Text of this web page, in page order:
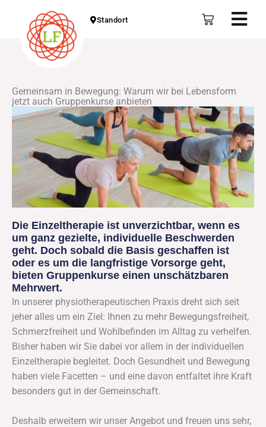
springen
Standort Warenkorb
Gemeinsam in Bewegung: Warum wir bei Lebensform
jetzt auch Gruppenkurse anbieten
Die Einzeltherapie ist unverzichtbar, wenn es
um ganz gezielte, individuelle Beschwerden
geht. Doch sobald die Basis geschaffen ist
oder es um die langfristige Vorsorge geht,
bieten Gruppenkurse einen unschätzbaren
Mehrwert.
In unserer physiotherapeutischen Praxis dreht sich seit
jeher alles um ein Ziel: Ihnen zu mehr Bewegungsfreiheit,
Schmerzfreiheit und Wohlbefinden im Alltag zu verhelfen.
Bisher haben wir Sie dabei vor allem in der individuellen
Einzeltherapie begleitet. Doch Gesundheit und Bewegung
haben viele Facetten – und eine davon entfaltet ihre Kraft
besonders gut in der Gemeinschaft.
Deshalb erweitern wir unser Angebot und freuen uns sehr,